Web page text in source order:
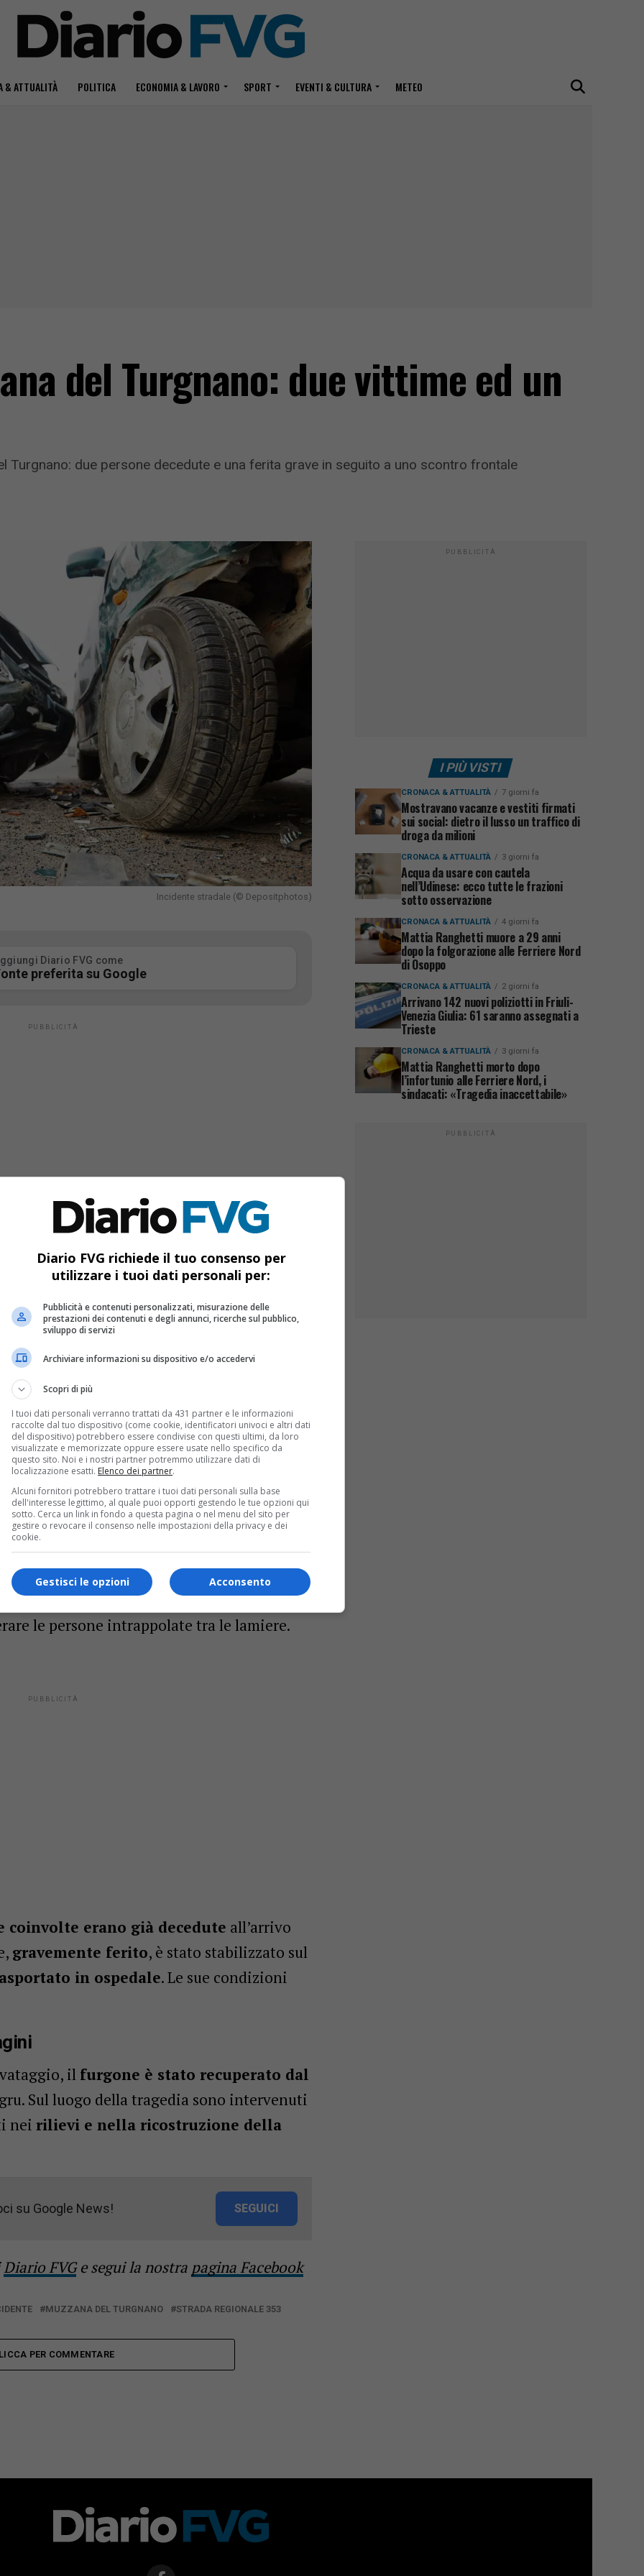
& ATTUALITÀ POLITICA ECONOMIA & LAVORO SPORT EVENTI & CULTURA METEO
del Turgnano: due vittime ed un
Turgnano: due persone decedute e una ferita grave in seguito a uno scontro frontale
Incidente stradale (© Depositphotos)
Diario FVG come
preferita su Google
, un tragico incidente ha scosso il comune
lastrada regionale 353, un’auto e un
. L’impatto è stato talmente
in un fossato a bordo carreggiata.
primi soccorritori
alle
imbattuti nella scena dell’incidente.
lacentrale operativa, attivando
fuoco diLatisana e Cervignano,
e dall’autogru del comando di
i veicoli, hanno usatocesoie e
le persone intrappolate tra le lamiere.
coinvolte erano già decedute all’arrivo
gravemente ferito, è stato stabilizzato sul
in ospedale. Le sue condizioni
il furgone è stato recuperato dal
Sul luogo della tragedia sono intervenuti
nei rilievi e nella ricostruzione della
su Google News! SEGUICI
Diario FVGe segui la nostra pagina Facebook
MUZZANA DEL TURGNANO STRADA REGIONALE 353
PER COMMENTARE
PUBBLICITÀ
I PIÙ VISTI
CRONACA & ATTUALITÀ 7 giorni fa
Mostravano vacanze e vestiti firmati
sui social: dietro il lusso un traffico di
droga da milioni
CRONACA & ATTUALITÀ 3 giorni fa
Acqua da usare con cautela
nell’Udinese: ecco tutte le frazioni
sotto osservazione
CRONACA & ATTUALITÀ 4 giorni fa
Mattia Ranghetti muore a 29 anni
dopo la folgorazione alle Ferriere Nord
di Osoppo
CRONACA & ATTUALITÀ 2 giorni fa
Arrivano 142 nuovi poliziotti in Friuli-
Venezia Giulia: 61 saranno assegnati a
Trieste
CRONACA & ATTUALITÀ 3 giorni fa
Mattia Ranghetti morto dopo
l’infortunio alle Ferriere Nord, i
sindacati: «Tragedia inaccettabile»
PUBBLICITÀ
Diario FVG richiede il tuo consenso per
utilizzare i tuoi dati personali per:
Pubblicità e contenuti personalizzati, misurazione delle
prestazioni dei contenuti e degli annunci, ricerche sul pubblico,
sviluppo di servizi
Archiviare informazioni su dispositivo e/o accedervi
Scopri di più
I tuoi dati personali verranno trattati da 431 partner e le informazioni
raccolte dal tuo dispositivo (come cookie, identificatori univoci e altri dati
del dispositivo) potrebbero essere condivise con questi ultimi, da loro
visualizzate e memorizzate oppure essere usate nello specifico da
questo sito. Noi e i nostri partner potremmo utilizzare dati di
localizzazione esatti. Elenco dei partner.
Alcuni fornitori potrebbero trattare i tuoi dati personali sulla base
dell'interesse legittimo, al quale puoi opporti gestendo le tue opzioni qui
sotto. Cerca un link in fondo a questa pagina o nel menu del sito per
gestire o revocare il consenso nelle impostazioni della privacy e dei
cookie.
Acconsento
Gestisci le opzioni